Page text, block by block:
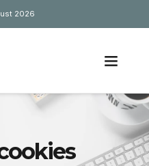
2026